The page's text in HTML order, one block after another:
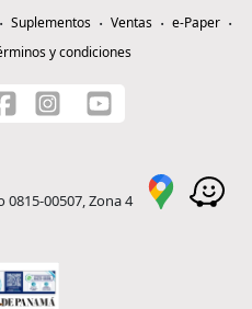
Suplementos Ventas
e-Paper
y condiciones
0815-00507, Zona 4